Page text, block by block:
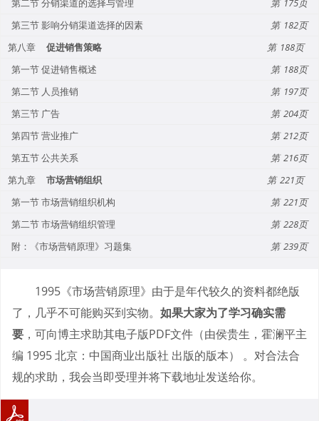
第二节 分销渠道的选择与管理
175
第三节 影响分销渠道选择的因素
182
第八章
促进销售策略
188
第一节 促进销售概述
188
第二节 人员推销
197
第三节 广告
204
第四节 营业推广
212
第五节 公共关系
216
第九章
市场营销组织
221
第一节 市场营销组织机构
221
第二节 市场营销组织管理
228
附：《市场营销原理》习题集
239
1995《市场营销原理》由于是年代较久的资料都绝版
了，几乎不可能购买到实物。 如果大家为了学习确实需
要 ，可向博主求助其电子版PDF文件（由侯贵生，霍澜平主
编 1995 北京：中国商业出版社 出版的版本） 。对合法合
规的求助，我会当即受理并将下载地址发送给你。